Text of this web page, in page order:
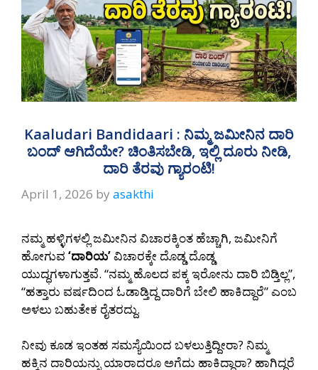
Kaaludari Bandidaari : ನಿಮ್ಮ ಜಮೀನಿನ ದಾರಿ
ಬಂದ್ ಆಗಿದೆಯೇ? ಚಿಂತಿಸಬೇಡಿ, ಇಲ್ಲಿ ದೂರು ನೀಡಿ,
ದಾರಿ ತೆರವು ಗ್ಯಾರಂಟಿ!
April 1, 2026 by asakthi
ನಮ್ಮ ಹಳ್ಳಿಗಳಲ್ಲಿ ಜಮೀನಿನ ವಿಚಾರಕ್ಕಿಂತ ಹೆಚ್ಚಾಗಿ, ಜಮೀನಿಗೆ
ಹೋಗುವ ‘ದಾರಿಯ’ವಿಚಾರಕ್ಕೇ ದೊಡ್ಡ ದೊಡ್ಡ
ಯುದ್ಧಗಳಾಗುತ್ತವೆ. “ನಮ್ಮ ಹೊಲದ ಪಕ್ಕ ಇರೋನು ದಾರಿ ಬಿಡ್ತಿಲ್ಲ”,
“ಹತ್ತಾರು ವರ್ಷದಿಂದ ಓಡಾಡ್ತಿದ್ದ ದಾರಿಗೆ ಬೇಲಿ ಹಾಕಿದ್ದಾರೆ” ಎಂಬ
ಅಳಲು ಬಹುತೇಕ ರೈತರದ್ದು.
ನೀವು ಕೂಡ ಇಂತಹ ಸಮಸ್ಯೆಯಿಂದ ಬಳಲುತ್ತಿದ್ದೀರಾ? ನಿಮ್ಮ
ಹಕ್ಕಿನ ದಾರಿಯನ್ನು ಯಾರಾದರೂ ಅಗೆದು ಹಾಕಿದ್ದಾರಾ? ಹಾಗಿದ್ದರೆ